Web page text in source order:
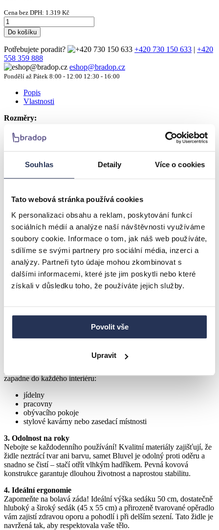
Souhlas Detaily Více o cookies
Tato webová stránka používá cookies
K personalizaci obsahu a reklam, poskytování funkcí
sociálních médií a analýze naší návštěvnosti využíváme
soubory cookie. Informace o tom, jak náš web používáte,
sdílíme se svými partnery pro sociální média, inzerci a
analýzy. Partneři tyto údaje mohou zkombinovat s
dalšími informacemi, které jste jim poskytli nebo které
získali v důsledku toho, že používáte jejich služby.
Povolit vše
Upravit
Cena bez DPH: 1.319 Kč
Do košíku
Potřebujete poradit? +420 730 150 633 | +420
558 359 888
eshop@bradop.cz
Pondělí až Pátek 8:00 - 12:00 12:30 - 16:00
Popis
Vlastnosti
Rozměry:
Výška celková: 88 cm
Hloubka sedáku: 45 cm
Šířka celková: 55 cm
Výška k sedáku: 50 cm
každý den!
Představujeme vám židli, která vás ohromí už na první pohled –
ŽIDLE SERVIO VELVETv moderním, nadčasovém provedení.
Je to víc než obyčejná židle. Je to mistrovský kousek, na kterém si
vaše tělo odpočine a vaše oči pohladí jeho design.
Proč právě SERVIO VELVET?
1. Komfort, který si zasloužíte
Zapomeňte na nepohodlné sezení. Dopřejte si jemnost a měkkost
kontakt s povrchem židle je jako dotek luxusu – hebký, příjemný,
doslova návykový. Hustě polstrovaný sedák i opěradlo vás podpoří
Černý matný kovový rám dodává židli nejen pevnost, ale i
industriální šmrnc. Kombinace sametu a kovu je neodolatelná –
zapadne do každého interiéru:
jídelny
pracovny
obývacího pokoje
stylové kavárny nebo zasedací místnosti
3. Odolnost na roky
Nebojte se každodenního používání! Kvalitní materiály zajišťují, že
židle neztrácí tvar ani barvu, samet Bluvel je odolný proti oděru a
snadno se čistí – stačí otřít vlhkým hadříkem. Pevná kovová
konstrukce garantuje dlouhou životnost a naprostou stabilitu.
4. Ideální ergonomie
Zapomeňte na bolavá záda! Ideální výška sedáku 50 cm, dostatečně
hluboký a široký sedák (45 x 55 cm) a přirozeně tvarované opěradlo
vám zajistí zdravou oporu a pohodlí i při delším sezení. Tato židle je
navržená tak, aby respektovala vaše tělo.